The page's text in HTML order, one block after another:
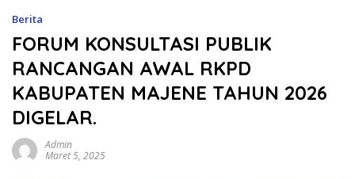
Berita
FORUM KONSULTASI PUBLIK
RANCANGAN AWAL RKPD
KABUPATEN MAJENE TAHUN 2026
DIGELAR.
Admin
Maret 5, 2025